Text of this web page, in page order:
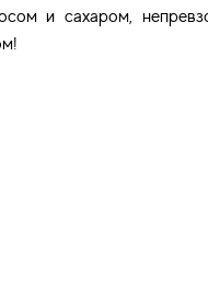
и сахаром,